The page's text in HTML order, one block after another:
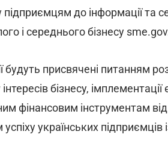
підприємцям до інформації та
і середнього бізнесу
будуть присвячені питанням
інтересів бізнесу,
фінансовим інструментам
успіху українських